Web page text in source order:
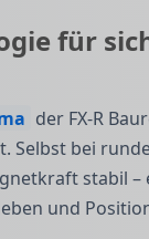
für
der FX-R
Selbst bei
stabil –
und